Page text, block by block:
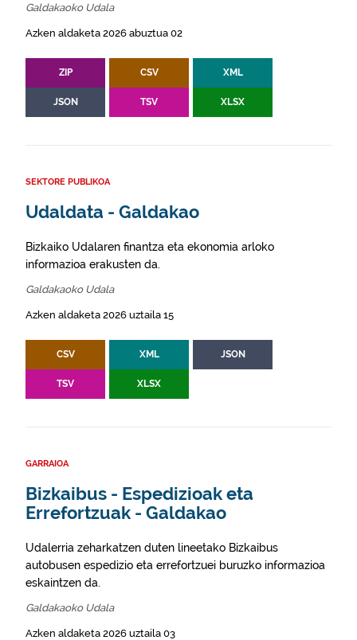
Galdakaoko Udala
Azken aldaketa 2026 abuztua 02
ZIP CSV XML
JSON TSV XLSX
SEKTORE PUBLIKOA
Udaldata - Galdakao
Bizkaiko Udalaren finantza eta ekonomia arloko
informazioa erakusten da.
Galdakaoko Udala
Azken aldaketa 2026 uztaila 15
CSV XML JSON
TSV XLSX
GARRAIOA
Bizkaibus - Espedizioak eta
Errefortzuak - Galdakao
Udalerria zeharkatzen duten lineetako Bizkaibus
autobusen espedizio eta errefortzuei buruzko informazioa
eskaintzen da.
Galdakaoko Udala
Azken aldaketa 2026 uztaila 03